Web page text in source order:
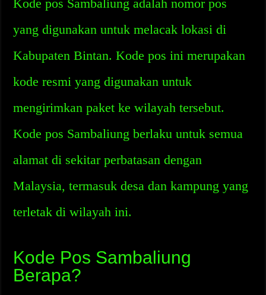
Kode pos Sambaliung adalah nomor pos
yang digunakan untuk melacak lokasi di
Kabupaten Bintan. Kode pos ini merupakan
kode resmi yang digunakan untuk
mengirimkan paket ke wilayah tersebut.
Kode pos Sambaliung berlaku untuk semua
alamat di sekitar perbatasan dengan
Malaysia, termasuk desa dan kampung yang
terletak di wilayah ini.
Kode Pos Sambaliung
Berapa?